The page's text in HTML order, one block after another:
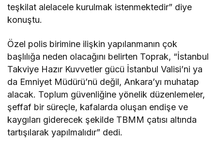
teşkilat alelacele kurulmak istenmektedir” diye
konuştu.
Özel polis birimine ilişkin yapılanmanın çok
başlılığa neden olacağını belirten Toprak, “İstanbul
Takviye Hazır Kuvvetler gücü İstanbul Valisi’ni ya
da Emniyet Müdürü’nü değil, Ankara’yı muhatap
alacak. Toplum güvenliğine yönelik düzenlemeler,
şeffaf bir süreçle, kafalarda oluşan endişe ve
kaygıları giderecek şekilde TBMM çatısı altında
tartışılarak yapılmalıdır” dedi.